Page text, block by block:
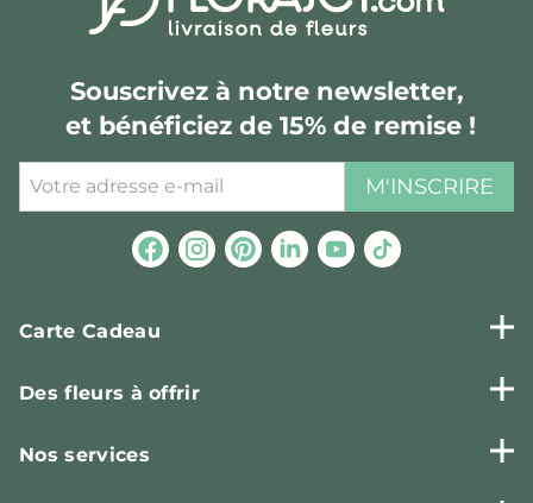
Souscrivez à notre newsletter,
et bénéficiez de 15% de remise !
M'INSCRIRE
Carte Cadeau
Des fleurs à offrir
Nos services